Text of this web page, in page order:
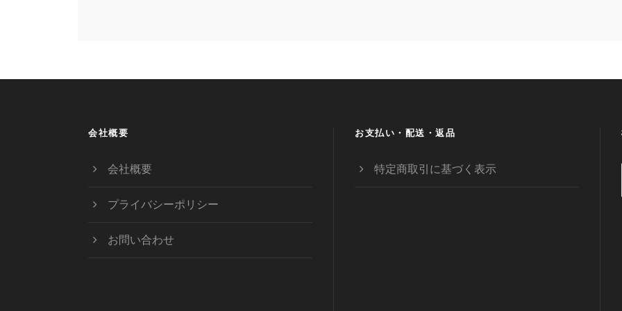
会社概要
会社概要
プライバシーポリシー
お問い合わせ
お支払い・配送・返品
特定商取引に基づく表示